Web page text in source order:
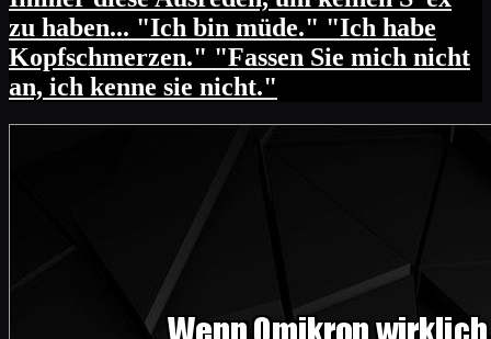
zu haben... "Ich bin müde." "Ich habe
Kopfschmerzen." "Fassen Sie mich nicht
an, ich kenne sie nicht."